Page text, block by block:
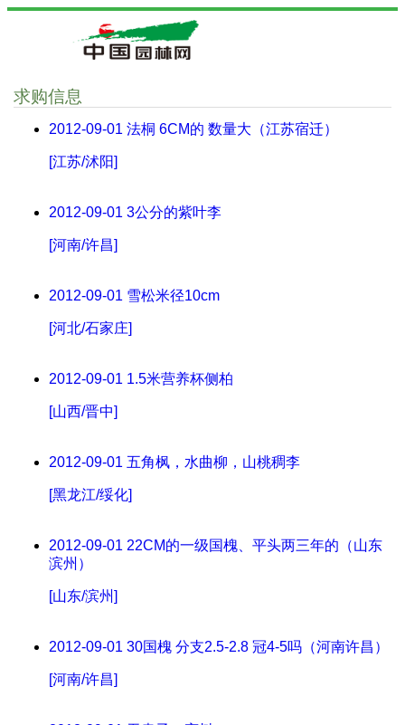
求购信息
2012-09-01 法桐 6CM的 数量大（江苏宿迁）
[江苏/沭阳]
2012-09-01 3公分的紫叶李
[河南/许昌]
2012-09-01 雪松米径10cm
[河北/石家庄]
2012-09-01 1.5米营养杯侧柏
[山西/晋中]
2012-09-01 五角枫，水曲柳，山桃稠李
[黑龙江/绥化]
2012-09-01 22CM的一级国槐、平头两三年的（山东
滨州）
[山东/滨州]
2012-09-01 30国槐 分支2.5-2.8 冠4-5吗（河南许昌）
[河南/许昌]